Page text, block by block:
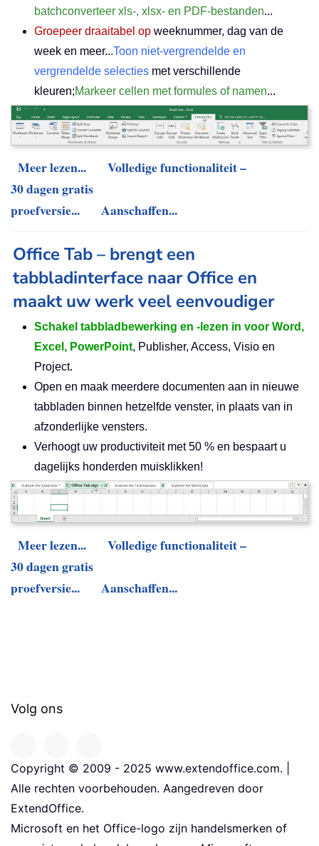
batchconverteer xls-, xlsx- en PDF-bestanden...
Groepeer draaitabel op weeknummer, dag van de
week en meer...Toon niet-vergrendelde en
vergrendelde selecties met verschillende
kleuren;Markeer cellen met formules of namen...
Meer lezen...
Volledige functionaliteit –
30 dagen gratis
proefversie...
Aanschaffen...
Office Tab – brengt een
tabbladinterface naar Office en
maakt uw werk veel eenvoudiger
Schakel tabbladbewerking en -lezen in voor Word,
Excel, PowerPoint, Publisher, Access, Visio en
Project.
Open en maak meerdere documenten aan in nieuwe
tabbladen binnen hetzelfde venster, in plaats van in
afzonderlijke vensters.
Verhoogt uw productiviteit met 50 % en bespaart u
dagelijks honderden muisklikken!
Meer lezen...
Volledige functionaliteit –
30 dagen gratis
proefversie...
Aanschaffen...
Volg ons
Copyright © 2009 - 2025 www.extendoffice.com. |
Alle rechten voorbehouden. Aangedreven door
ExtendOffice.
Microsoft en het Office-logo zijn handelsmerken of